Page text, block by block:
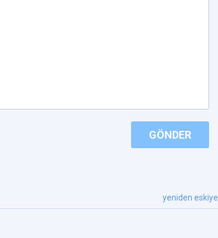
GÖNDER
yeniden eskiye